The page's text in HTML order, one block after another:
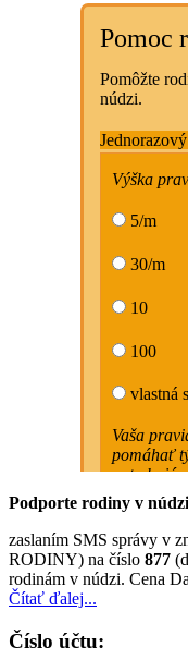
Podporte rodiny v
zaslaním SMS správy v
RODINY) na číslo 877
rodinám v núdzi. Cena
Čítať ďalej...
Číslo účtu: